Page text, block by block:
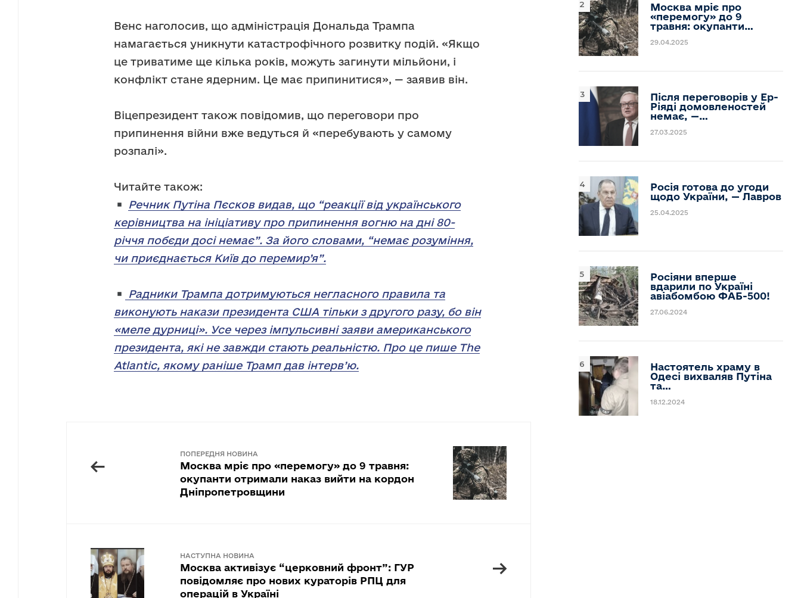
Венс наголосив, що адміністрація Дональда Трампа
намагається уникнути катастрофічного розвитку подій. «Якщо
це триватиме ще кілька років, можуть загинути мільйони, і
конфлікт стане ядерним. Це має припинитися», — заявив він.
Віцепрезидент також повідомив, що переговори про
припинення війни вже ведуться й «перебувають у самому
розпалі».
Читайте також:
Речник Путіна Пєсков видав, що “реакції від українського
керівництва на ініціативу про припинення вогню на дні 80-
річчя побєди досі немає”. За його словами, “немає розуміння,
чи приєднається Київ до перемир’я”.
Радники Трампа дотримуються негласного правила та
виконують накази президента США тільки з другого разу, бо він
«меле дурниці». Усе через імпульсивні заяви американського
президента, які не завжди стають реальністю. Про це пише The
Atlantic, якому раніше Трамп дав інтерв’ю.
←
ПОПЕРЕДНЯ НОВИНА
Москва мріє про «перемогу» до 9 травня:
окупанти отримали наказ вийти на кордон
Дніпропетровщини
→
НАСТУПНА НОВИНА
Москва активізує “церковний фронт”: ГУР
повідомляє про нових кураторів РПЦ для
операцій в Україні
Москва мріє про
«перемогу» до 9
травня: окупанти…
29.04.2025
Після переговорів у Ер-
Ріяді домовленостей
немає, —…
27.03.2025
Росія готова до угоди
щодо України, — Лавров
25.04.2025
Росіяни вперше
вдарили по Україні
авіабомбою ФАБ-500!
27.06.2024
Настоятель храму в
Одесі вихваляв Путіна
та…
18.12.2024